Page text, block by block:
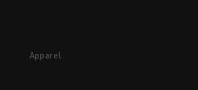
Apparel